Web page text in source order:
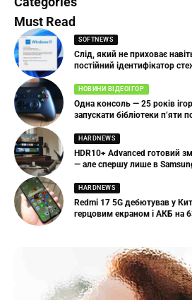
Must Read
SOFTNEWS
Слід, який не приховає
постійний ідентифікатор
НОВИНИ ВІДЕОІГОР
Одна консоль — 25 років
запускати бібліотеки п’яти
HARDNEWS
HDR10+ Advanced готовий
— але спершу лише в
HARDNEWS
Redmi 17 5G дебютував у
герцовим екраном і АКБ на